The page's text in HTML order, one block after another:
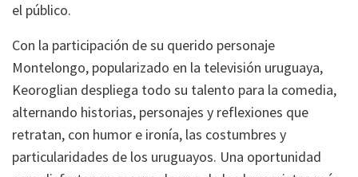
el público.
Con la participación de su querido personaje
Montelongo, popularizado en la televisión uruguaya,
Keoroglian despliega todo su talento para la comedia,
alternando historias, personajes y reflexiones que
retratan, con humor e ironía, las costumbres y
particularidades de los uruguayos. Una oportunidad